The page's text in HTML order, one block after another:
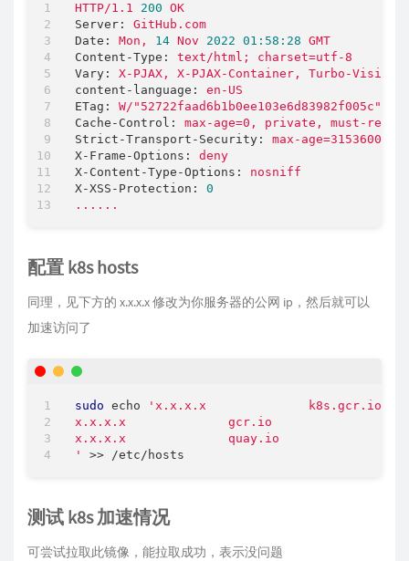
HTTP/1.1 200 OK
Server:
GitHub.com
Date:
Mon, 14 Nov 2022 01:58:28 GMT
Content-Type:
text/html;
charset=utf-8
Vary:
X-PJAX, X-PJAX-Container, Turbo-Visit,
content-language:
en-US
ETag:
W/"52722faad6b1b0ee103e6d83982f005c"
Cache-Control:
max-age=0, private,
must-
Strict-Transport-Security:
max-age=31536000;
X-Frame-Options:
deny
X-Content-Type-Options:
nosniff
X-XSS-Protection:
0
......
配置 k8s hosts
同理，见下方的 x.x.x.x 修改为你服务器的公网 ip，然后就可以
加速访问了
sudo echo
'x.x.x.x              k8s.gcr.io
x.x.x.x              gcr.io
x.x.x.x              quay.io
'
测试 k8s 加速情况
可尝试拉取此镜像，能拉取成功，表示没问题